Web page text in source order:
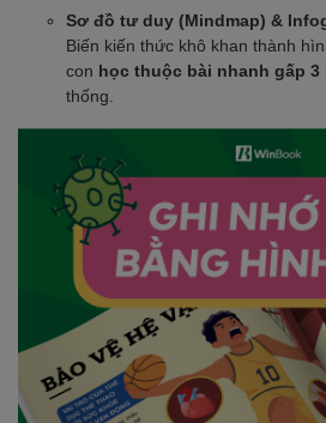
Sơ đồ tư duy (Mindmap) &
Biến kiến thức khô khan thành
con học thuộc bài nhanh gấp 3
thống.